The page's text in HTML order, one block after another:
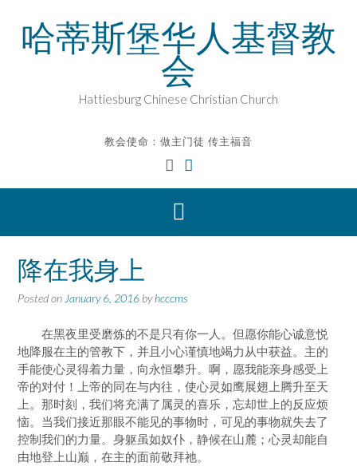
content哈蒂斯堡华人基督教
会
Hattiesburg Chinese Christian Church
教会使命：做主门徒 传主福音
降在我身上
Posted on January 6, 2016 byhcccms
在黑夜里受磨炼的不是只有你一人。但愿你能心诚意悦
地降服在主的管教下，并且小心谨慎地竭力从中获益。主的
手能使心灵得着力量，向永恒攀升。啊，愿我能亲身感受上
帝的对付！上帝的同在与内往，使心灵如鹰展翅上腾升至天
上。那时刻，我们将充满了属灵的喜乐，忘却世上的反应烦
恼。当我们接近那眼不能见的事物时，可见的事物就失去了
控制我们的力量。身躯虽如奴仆，静候在山麓；心灵却能自
由地登上山巅，在主的面前敬拜祂。